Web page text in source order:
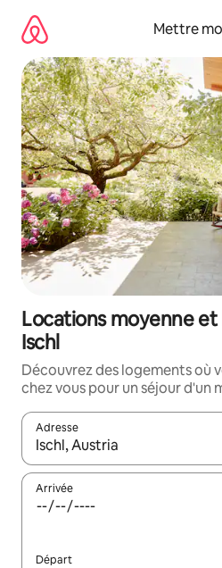
directement
contenu
Mettre
Locations moyenne
Ischl
Découvrez des logements où
chez vous pour un séjour d'un
Adresse
Lorsque les résultats
Arrivée
Départ